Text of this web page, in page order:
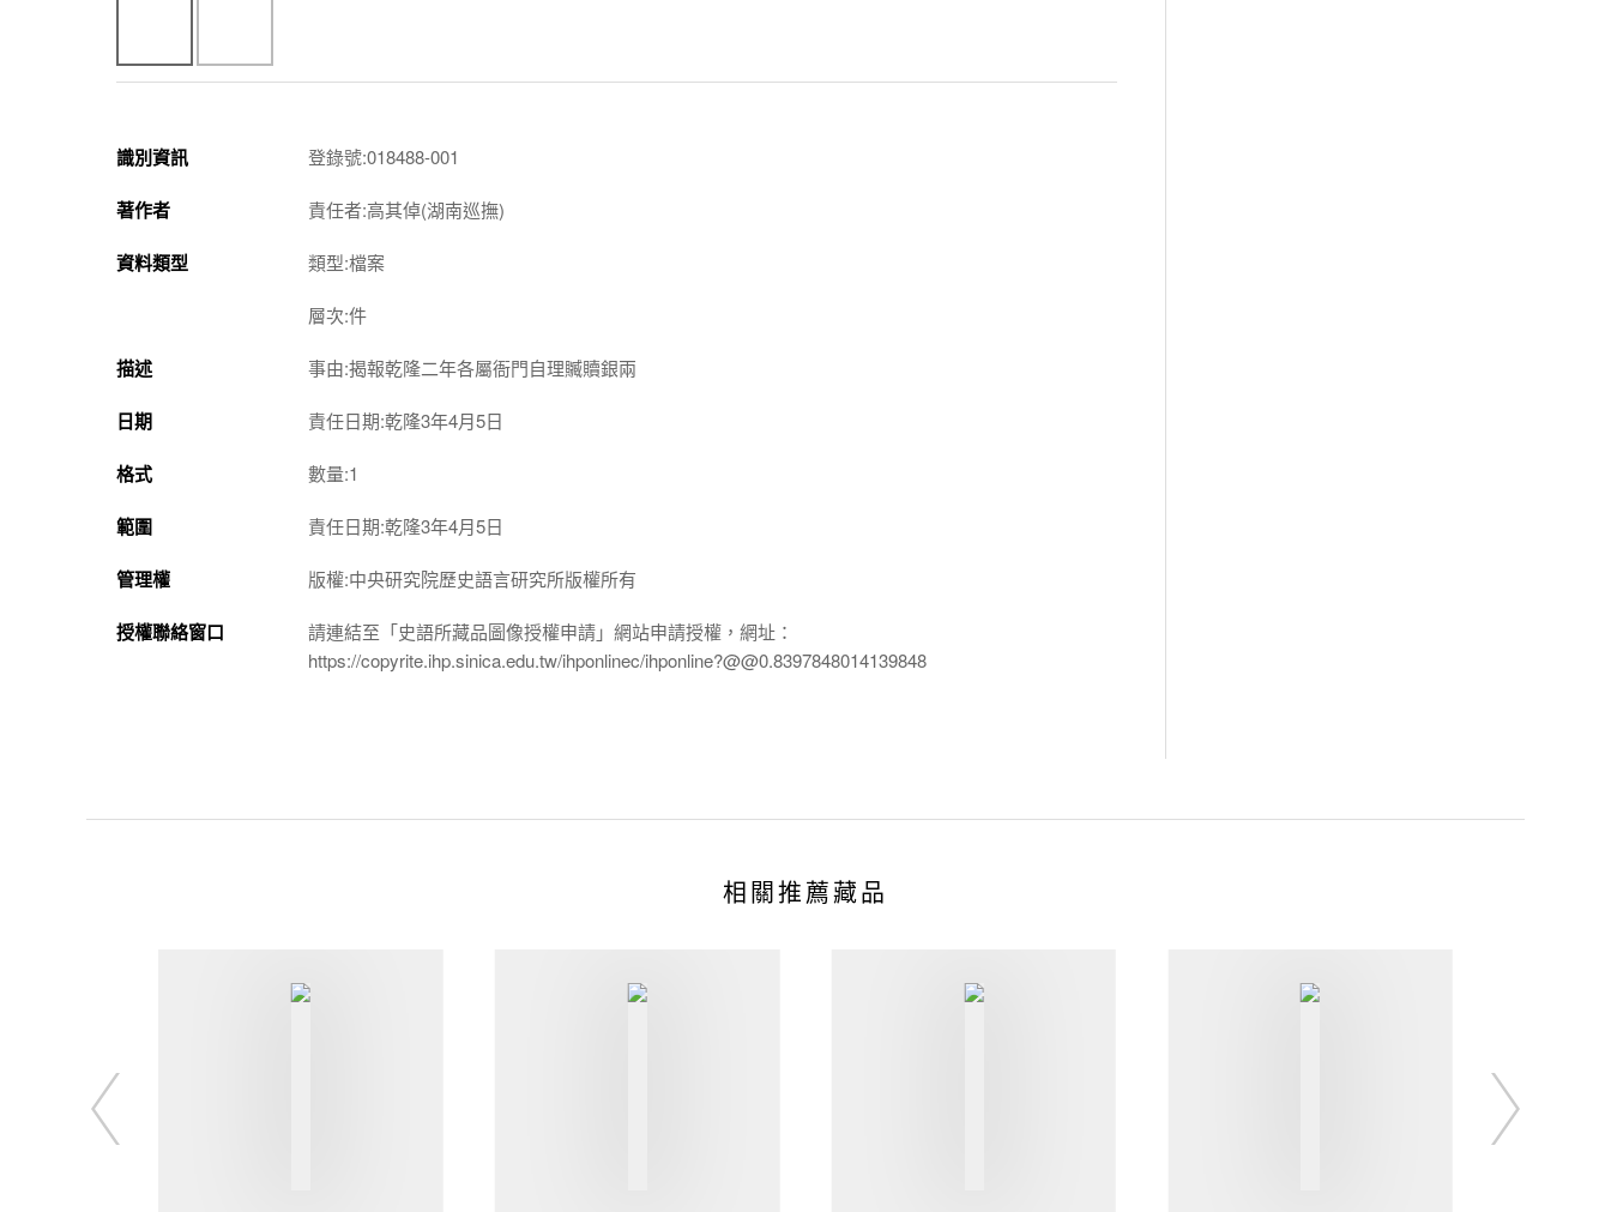
識別資訊 登錄號:018488-001
著作者 責任者:高其倬(湖南巡撫)
資料類型 類型:檔案
層次:件
描述 事由:揭報乾隆二年各屬衙門自理贓贖銀兩
日期 責任日期:乾隆3年4月5日
格式 數量:1
範圍 責任日期:乾隆3年4月5日
管理權 版權:中央研究院歷史語言研究所版權所有
授權聯絡窗口
請連結至「史語所藏品圖像授權申請」網站申請授權，網址：
https://copyrite.ihp.sinica.edu.tw/ihponlinec/ihponline?@@0.8397848014139848
相關推薦藏品